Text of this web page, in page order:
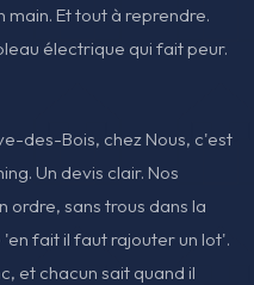
main. Et tout à reprendre.
électrique qui fait peur.
des-Bois, chez Nous, c'est
Un devis clair. Nos
ordre, sans trous dans la
fait il faut rajouter un lot'.
et chacun sait quand il